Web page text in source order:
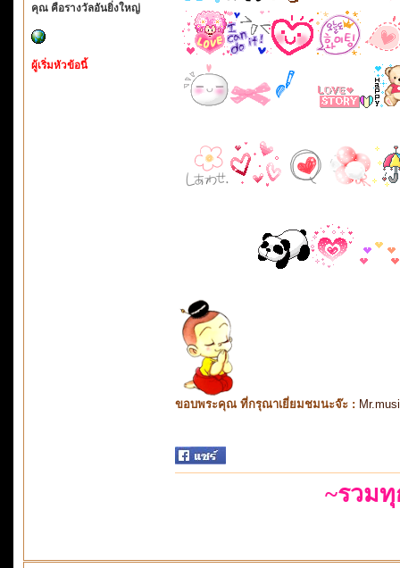
คุณ คือรางวัลอันยิ่งใหญ่
ผู้เริ่มหัวข้อนี้
ขอบพระคุณ ที่กรุณาเยี่ยมชมนะจ๊ะ :
~รวม